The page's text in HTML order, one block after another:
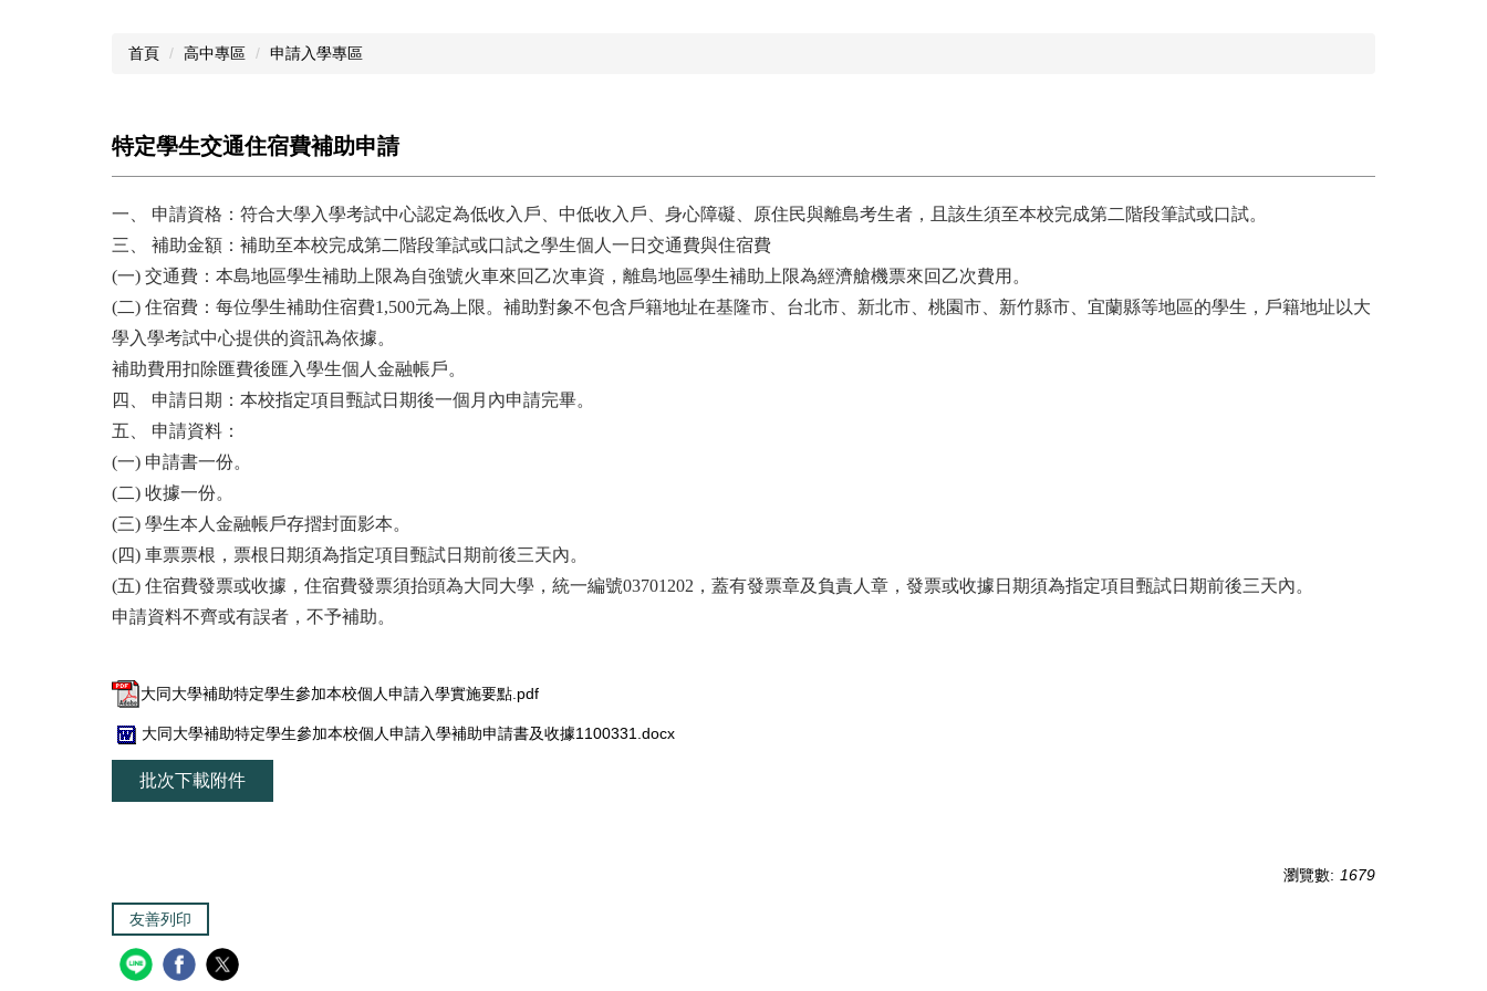
首頁 高中專區 申請入學專區
特定學生交通住宿費補助申請
一、 申請資格：符合大學入學考試中心認定為低收入戶、中低收入戶、身心障礙、原住民與離島考生者，且該生須至本校完成第二階段筆試或口試。
三、 補助金額：補助至本校完成第二階段筆試或口試之學生個人一日交通費與住宿費
(一) 交通費：本島地區學生補助上限為自強號火車來回乙次車資，離島地區學生補助上限為經濟艙機票來回乙次費用。
(二) 住宿費：每位學生補助住宿費1,500元為上限。補助對象不包含戶籍地址在基隆市、台北市、新北市、桃園市、新竹縣市、宜蘭縣等地區的學生，戶籍地址以大
學入學考試中心提供的資訊為依據。
補助費用扣除匯費後匯入學生個人金融帳戶。
四、 申請日期：本校指定項目甄試日期後一個月內申請完畢。
五、 申請資料：
(一) 申請書一份。
(二) 收據一份。
(三) 學生本人金融帳戶存摺封面影本。
(四) 車票票根，票根日期須為指定項目甄試日期前後三天內。
(五) 住宿費發票或收據，住宿費發票須抬頭為大同大學，統一編號03701202，蓋有發票章及負責人章，發票或收據日期須為指定項目甄試日期前後三天內。
申請資料不齊或有誤者，不予補助。
大同大學補助特定學生參加本校個人申請入學實施要點.pdf
大同大學補助特定學生參加本校個人申請入學補助申請書及收據1100331.docx
批次下載附件
瀏覽數: 1679
友善列印